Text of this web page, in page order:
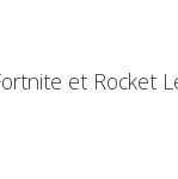
et Rocket